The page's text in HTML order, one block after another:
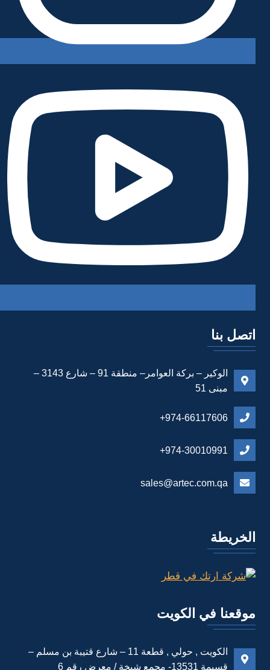
اتصل بنا
الوكير – بركة العوامر– منطقة 91 – شارع 3143 –
مبنى 51
974-66117606+
974-30010991+
sales@artec.com.qa
الخريطة
موقعنا في الكويت
الكويت , حولي , قطعة 11 – شارع قتيبة بن مسلم –
قسيمة 13531- مجمع شيخة / معرض رقم 6